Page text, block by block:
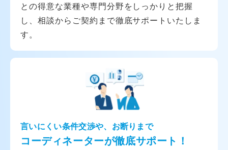
との得意な業種や専門分野をしっかりと把握
し、相談からご契約まで徹底サポートいたしま
す。
言いにくい条件交渉や、お断りまで
コーディネーターが徹底サポート！